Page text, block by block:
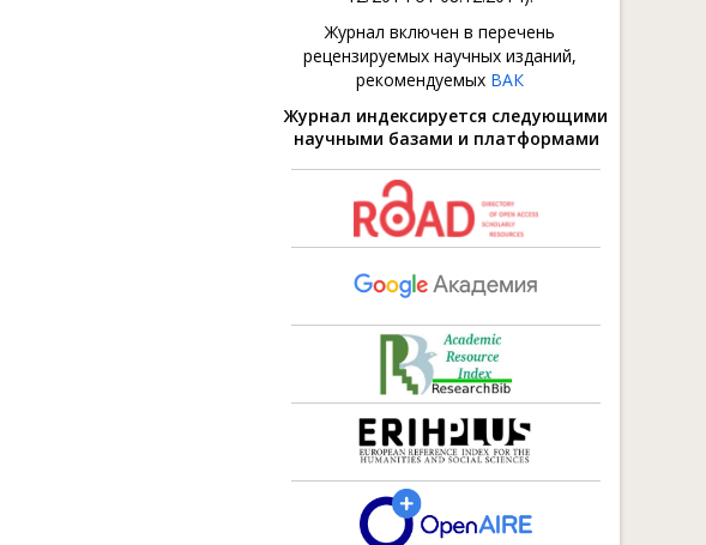
Журнал включен в перечень
рецензируемых научных изданий,
рекомендуемых ВАК
Журнал индексируется следующими
научными базами и платформами